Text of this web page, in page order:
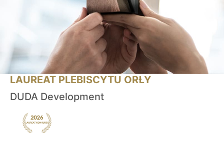
LAUREAT PLEBISCYTU ORŁY
DUDA Development